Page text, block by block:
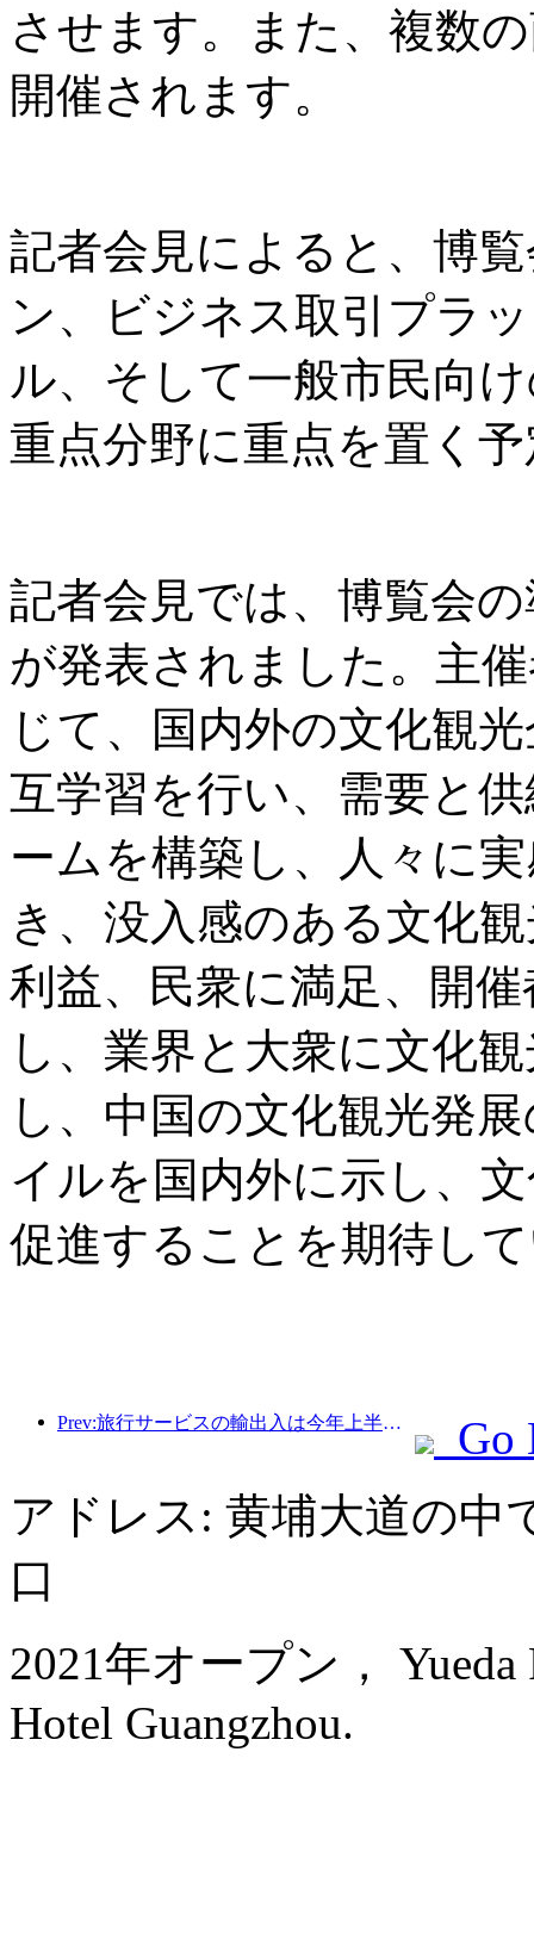
させます。また、複数
開催されます。
記者会見によると、博
ン、ビジネス取引プラ
ル、そして一般市民向
重点分野に重点を置く
記者会見では、博覧会
が発表されました。主
じて、国内外の文化観
互学習を行い、需要と
ームを構築し、人々に
き、没入感のある文化
利益、民衆に満足、開
し、業界と大衆に文化
し、中国の文化観光発
イルを国内外に示し、
促進することを期待し
Prev:旅行サービスの輸出入は今年上半期で1兆802億9000万元に達した。
Go
アドレス: 黄埔大道の中
口
2021年オープン，
Hotel Guangzhou.